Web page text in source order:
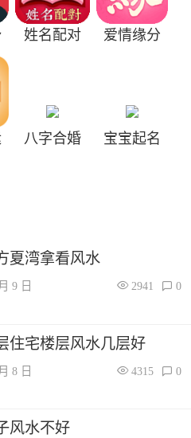
姓名配对 爱情缘分
八字合婚 宝宝起名
夏湾拿看风水
9 日 2941 0
住宅楼层风水几层好
8 日 4315 0
风水不好